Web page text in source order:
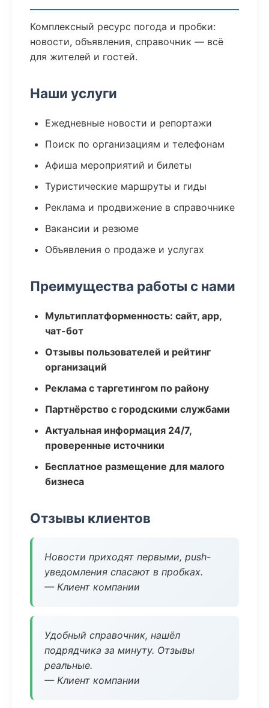
Комплексный ресурс погода и пробки:
новости, объявления, справочник — всё
для жителей и гостей.
Наши услуги
Ежедневные новости и репортажи
Поиск по организациям и телефонам
Афиша мероприятий и билеты
Туристические маршруты и гиды
Реклама и продвижение в справочнике
Вакансии и резюме
Объявления о продаже и услугах
Преимущества работы с нами
Мультиплатформенность: сайт, app,
чат-бот
Отзывы пользователей и рейтинг
организаций
Реклама с таргетингом по району
Партнёрство с городскими службами
Актуальная информация 24/7,
проверенные источники
Бесплатное размещение для малого
бизнеса
Отзывы клиентов
Новости приходят первыми, push-
уведомления спасают в пробках.
— Клиент компании
Удобный справочник, нашёл
подрядчика за минуту. Отзывы
реальные.
— Клиент компании